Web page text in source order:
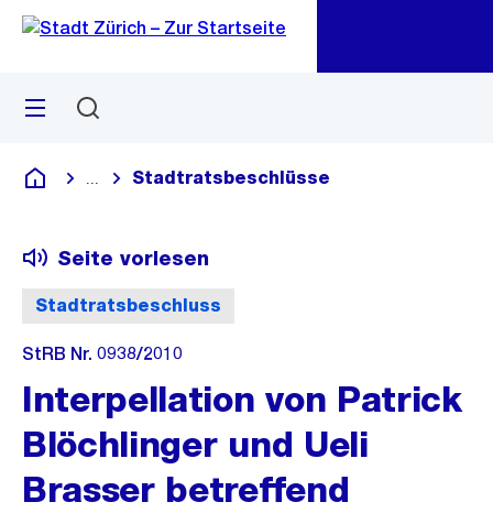
Navigation
Sprunglink
Menü
Deutsch
Blende alle Breadcrumbs ein
Stadtratsbeschlüsse
Stadtratsbeschluss
Seite vorlesen
StRB Nr. 0938/2010
Interpellation von Patrick
Blöchlinger und Ueli
Brasser betreffend